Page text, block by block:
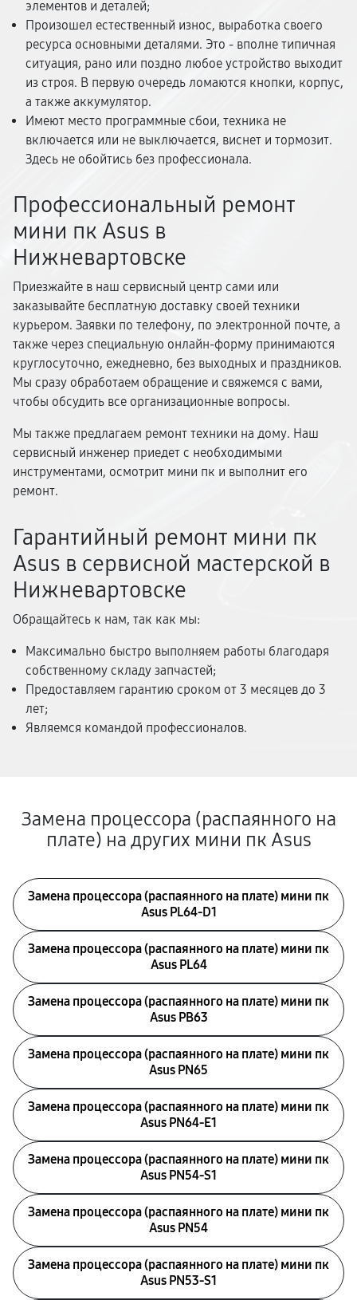
элементов и деталей;
Произошел естественный износ, выработка своего
ресурса основными деталями. Это - вполне типичная
ситуация, рано или поздно любое устройство выходит
из строя. В первую очередь ломаются кнопки, корпус,
а также аккумулятор.
Имеют место программные сбои, техника не
включается или не выключается, виснет и тормозит.
Здесь не обойтись без профессионала.
Профессиональный ремонт
мини пк Asus в
Нижневартовске
Приезжайте в наш сервисный центр сами или
заказывайте бесплатную доставку своей техники
курьером. Заявки по телефону, по электронной почте, а
также через специальную онлайн-форму принимаются
круглосуточно, ежедневно, без выходных и праздников.
Мы сразу обработаем обращение и свяжемся с вами,
чтобы обсудить все организационные вопросы.
Мы также предлагаем ремонт техники на дому. Наш
сервисный инженер приедет с необходимыми
инструментами, осмотрит мини пк и выполнит его
ремонт.
Гарантийный ремонт мини пк
Asus в сервисной мастерской в
Нижневартовске
Обращайтесь к нам, так как мы:
Максимально быстро выполняем работы благодаря
собственному складу запчастей;
Предоставляем гарантию сроком от 3 месяцев до 3
лет;
Являемся командой профессионалов.
Замена процессора (распаянного на
плате) на других мини пк Asus
Замена процессора (распаянного на плате) мини пк
Asus PL64-D1
Замена процессора (распаянного на плате) мини пк
Asus PL64
Замена процессора (распаянного на плате) мини пк
Asus PB63
Замена процессора (распаянного на плате) мини пк
Asus PN65
Замена процессора (распаянного на плате) мини пк
Asus PN64-E1
Замена процессора (распаянного на плате) мини пк
Asus PN54-S1
Замена процессора (распаянного на плате) мини пк
Asus PN54
Замена процессора (распаянного на плате) мини пк
Asus PN53-S1